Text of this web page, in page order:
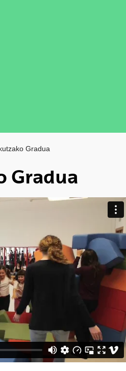
Gradua
Gradua